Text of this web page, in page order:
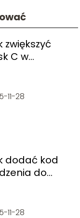
zwiększyć
C w
i porady
11-28
dodać kod
do
11-28